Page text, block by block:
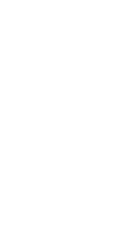
El piloto español Álex
operación a la que fue
fractura de clavícula
MotoGP del Gran Premio